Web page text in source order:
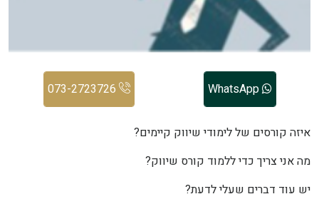
WhatsApp
איזה קורסים של לימודי שיווק קיימים?
מה אני צריך כדי ללמוד קורס שיווק?
יש עוד דברים שעלי לדעת?